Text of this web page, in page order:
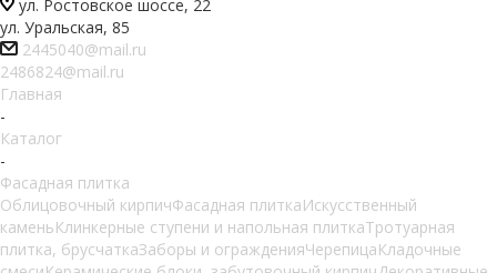
ул. Ростовское шоссе, 22
ул. Уральская, 85
2445040@mail.ru
2486824@mail.ru
Главная
-
Каталог
-
Фасадная плитка
Облицовочный кирпичФасадная плиткаИскусственный
каменьКлинкерные ступени и напольная плиткаТротуарная
плитка, брусчаткаЗаборы и огражденияЧерепицаКладочные